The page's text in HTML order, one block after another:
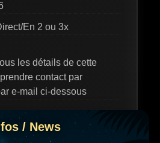
En 2 ou 3x
les détails de cette
contact par
e-mail ci-dessous
l’artiste
/ News